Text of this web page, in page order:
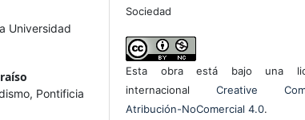
Universidad
Pontificia
Sociedad
Esta obra está bajo una
internacional Creative
Atribución-NoComercial 4.0.